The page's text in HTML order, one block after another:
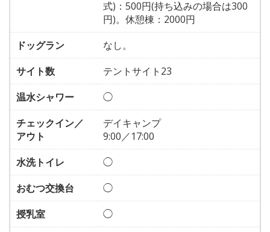
式)：500円(持ち込みの場合は300
円)。休憩棟：2000円
ドッグラン
なし。
サイト数
テントサイト23
温水シャワー
◯
チェックイン／
アウト
デイキャンプ
9:00／17:00
水洗トイレ
◯
おむつ交換台
◯
授乳室
◯